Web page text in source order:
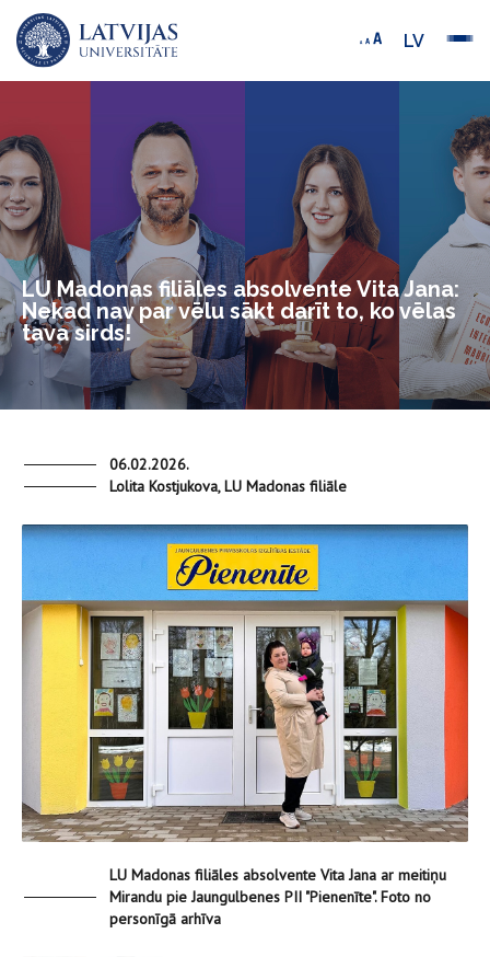
LV
LU Madonas filiāles absolvente Vita Jana:
Nekad nav par vēlu sākt darīt to, ko vēlas
tava sirds!
06.02.2026.
Lolita Kostjukova, LU Madonas filiāle
LU Madonas filiāles absolvente Vita Jana ar meitiņu
Mirandu pie Jaungulbenes PII "Pienenīte". Foto no
personīgā arhīva